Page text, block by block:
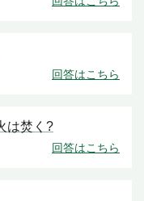
は焚く?